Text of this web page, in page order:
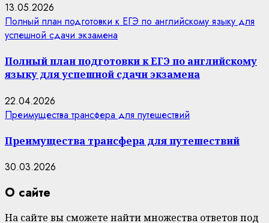
13.05.2026
Полный план подготовки к ЕГЭ по английскому языку для
успешной сдачи экзамена
Полный план подготовки к ЕГЭ по английскому
языку для успешной сдачи экзамена
22.04.2026
Преимущества трансфера для путешествий
Преимущества трансфера для путешествий
30.03.2026
О сайте
На сайте вы сможете найти множества ответов под